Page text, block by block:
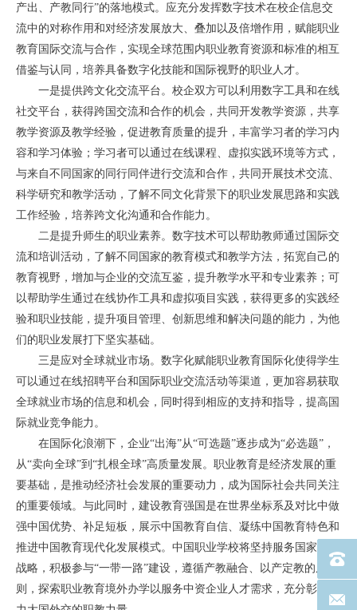
产出、产教同行”的落地模式。应充分发挥数字技术在校企信息交
流中的对称作用和对经济发展放大、叠加以及倍增作用，赋能职业
教育国际交流与合作，实现全球范围内职业教育资源和标准的相互
借鉴与认同，培养具备数字化技能和国际视野的职业人才。
一是提供跨文化交流平台。校企双方可以利用数字工具和在线
社交平台，获得跨国交流和合作的机会，共同开发教学资源，共享
教学资源及教学经验，促进教育质量的提升，丰富学习者的学习内
容和学习体验；学习者可以通过在线课程、虚拟实践环境等方式，
与来自不同国家的同行同伴进行交流和合作，共同开展技术交流、
科学研究和教学活动，了解不同文化背景下的职业发展思路和实践
工作经验，培养跨文化沟通和合作能力。
二是提升师生的职业素养。数字技术可以帮助教师通过国际交
流和培训活动，了解不同国家的教育模式和教学方法，拓宽自己的
教育视野，增加与企业的交流互鉴，提升教学水平和专业素养；可
以帮助学生通过在线协作工具和虚拟项目实践，获得更多的实践经
验和职业技能，提升项目管理、创新思维和解决问题的能力，为他
们的职业发展打下坚实基础。
三是应对全球就业市场。数字化赋能职业教育国际化使得学生
可以通过在线招聘平台和国际职业交流活动等渠道，更加容易获取
全球就业市场的信息和机会，同时得到相应的支持和指导，提高国
际就业竞争能力。
在国际化浪潮下，企业“出海”从“可选题”逐步成为“必选题”，
从“卖向全球”到“扎根全球”高质量发展。职业教育是经济发展的重
要基础，是推动经济社会发展的重要动力，成为国际社会共同关注
的重要领域。与此同时，建设教育强国是在世界坐标系及对比中做
强中国优势、补足短板，展示中国教育自信、凝练中国教育特色和
推进中国教育现代化发展模式。中国职业学校将坚持服务国家外交
战略，积极参与“一带一路”建设，遵循产教融合、以产定教的原
则，探索职业教育境外办学以服务中资企业人才需求，充分彰显助
电话
联系